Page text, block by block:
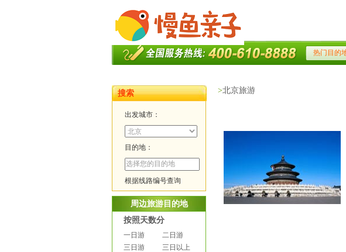
搜索
出发城市：
目的地：
根据线路编号查询
周边旅游目的地
按照天数分
一日游
二日游
三日游
三日以上
>北京旅游